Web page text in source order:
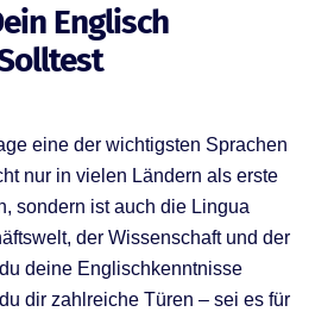
Englisch
eine der wichtigsten Sprachen
nur in vielen Ländern als erste
sondern ist auch die Lingua
der Wissenschaft und der
deine Englischkenntnisse
dir zahlreiche Türen – sei es für